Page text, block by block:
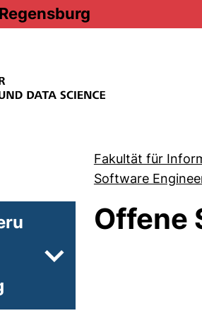
Fakultät für
Software
Unterseiten von Aktuelles
Offene